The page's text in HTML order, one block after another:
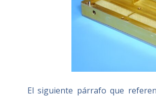
El siguiente párrafo que